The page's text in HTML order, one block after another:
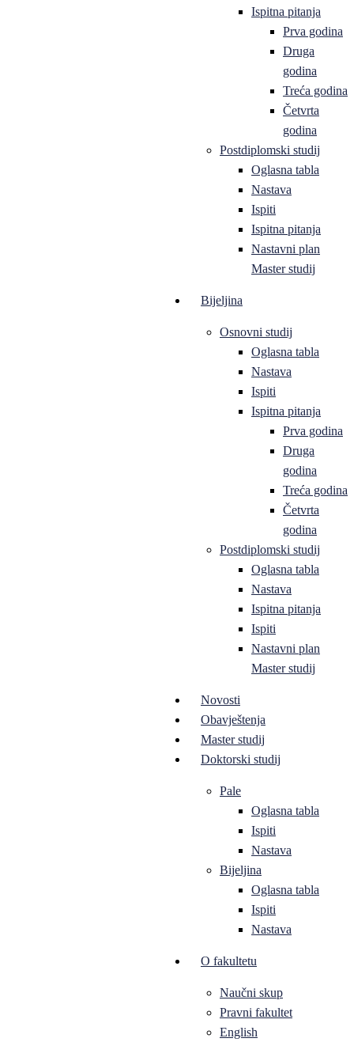
Ispitna pitanja
Prva godina
Druga
godina
Treća godina
Četvrta
godina
Postdiplomski studij
Oglasna tabla
Nastava
Ispiti
Ispitna pitanja
Nastavni plan
Master studij
Bijeljina
Osnovni studij
Oglasna tabla
Nastava
Ispiti
Ispitna pitanja
Prva godina
Druga
godina
Treća godina
Četvrta
godina
Postdiplomski studij
Oglasna tabla
Nastava
Ispitna pitanja
Ispiti
Nastavni plan
Master studij
Novosti
Obavještenja
Master studij
Doktorski studij
Pale
Oglasna tabla
Ispiti
Nastava
Bijeljina
Oglasna tabla
Ispiti
Nastava
O fakultetu
Naučni skup
Pravni fakultet
English